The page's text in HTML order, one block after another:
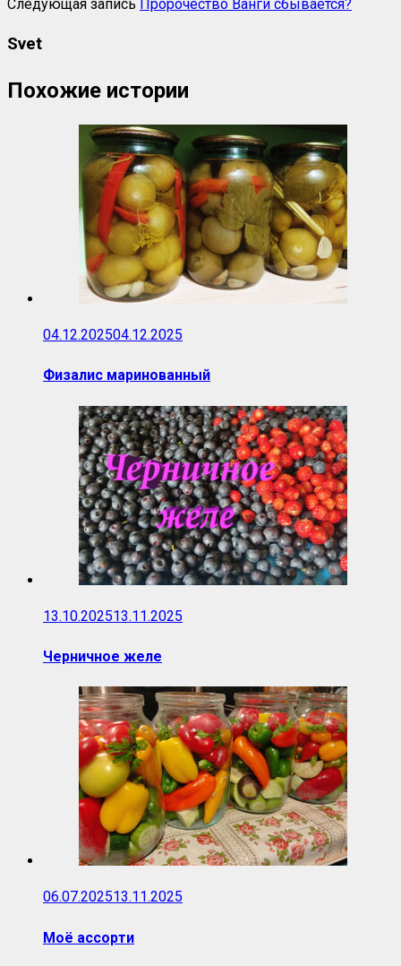
Следующая запись Пророчество Ванги сбывается?
Svet
Похожие истории
04.12.202504.12.2025
Физалис маринованный
13.10.202513.11.2025
Черничное желе
06.07.202513.11.2025
Моё ассорти